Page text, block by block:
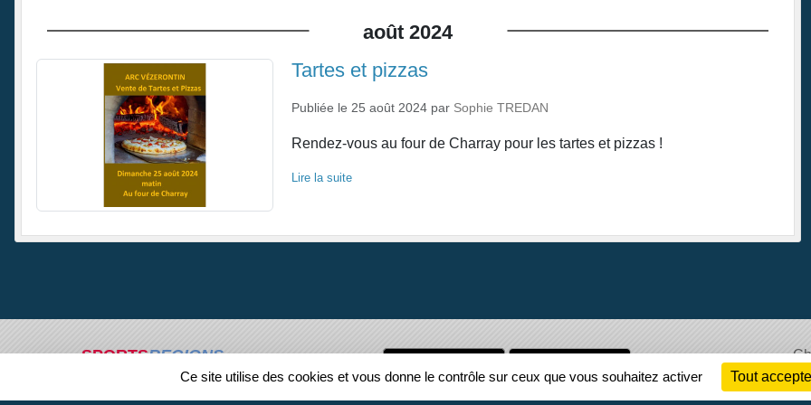
août 2024
Tartes et pizzas
Publiée le 25 août 2024par Sophie TREDAN
Rendez-vous au four de Charray pour les tartes et pizzas !
Lire la suite
SPORTSREGIONS
visites
Ce site utilise des cookies et vous donne le contrôle sur ceux que vous souhaitez activer Tout